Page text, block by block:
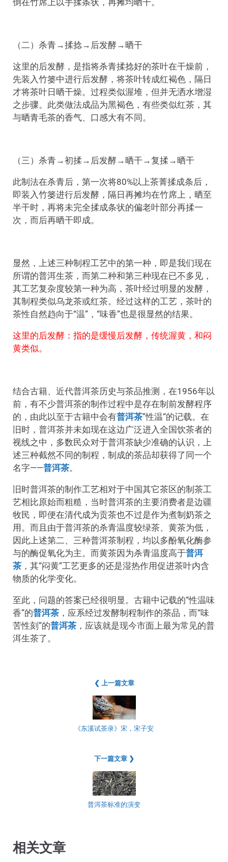
（二）杀青→揉捻→后发酵→晒干
这里的后发酵，是指将杀青揉捻好的茶叶在干燥前，
先装入竹篓中进行后发酵，将茶叶转成红褐色，隔日
才将茶叶日晒干燥。过程类似渥堆，但并无洒水增湿
之步骤。此类做法成品为黑褐色，有些类似红茶，其
与晒青毛茶的香气、口感大有不同。
（三）杀青→初揉→后发酵→晒干→复揉→晒干
此制法在杀青后，第一次将80%以上茶菁揉成条后，
即装入竹篓进行后发酵，隔日再摊均在竹席上，晒至
半干时，再将未完全揉成条状的偏老叶部分再揉一
次，而后再晒干即成。
显然，上述三种制程工艺中的第一种，即是我们现在
所谓的普洱生茶，而第二种和第三种现在已不多见，
其工艺复杂度较第一种为高，茶叶经过明显的发酵，
其制程类似乌龙茶或红茶。经过这样的工艺，茶叶的
茶性自然趋向于“温”，“味香”也是很显然的结果。
这里的后发酵：指的是缓慢后发酵，传统渥黄，和闷
黄类似。
结合古籍、近代普洱茶历史与茶品推测，在1956年以
前，有不少普洱茶的制作过程中是存在制前发酵程序
的，由此以至于古籍中会有普洱茶”性温“的记载。在
旧时，普洱茶并未如现在这边广泛进入全国饮茶者的
视线之中，多数民众对于普洱茶缺少准确的认识，上
述三种截然不同的制程，制成的茶品却获得了同一个
名字——普洱茶。
旧时普洱茶的制作工艺相对于中国其它茶区的制茶工
艺相比原始而粗糙，当时普洱茶的主要消费者是边疆
牧民，即便在清代成为贡茶也不过是作为煮制奶茶之
用。而且由于普洱茶的杀青温度较绿茶、黄茶为低，
因此上述第二、三种普洱茶制程，均以多酚氧化酶参
与的酶促氧化为主。而黄茶因为杀青温度高于普洱
茶 ，其“闷黄”工艺更多的还是湿热作用促进茶叶内含
物质的化学变化。
至此，问题的答案已经很明显。古籍中记载的“性温味
香”的普洱茶 ，应系经过发酵制程制作的茶品，而“味
苦性刻”的普洱茶 ，应该就是现今市面上最为常见的普
洱生茶了。
❮ 上一篇文章
《东溪试茶录》宋，宋子安
下一篇文章 ❯
普洱茶标准的演变
相关文章